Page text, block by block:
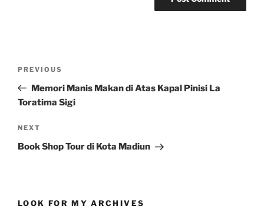
Previous
Post
PREVIOUS
Memori Manis Makan di Atas Kapal Pinisi La
Toratima Sigi
Next
Post
NEXT
Book Shop Tour di Kota Madiun
LOOK FOR MY ARCHIVES